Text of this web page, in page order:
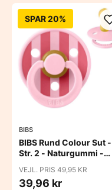
SPAR 20%
BIBS
BIBS Rund Colour Sut -
Str. 2 - Naturgummi -
Pink/Coral
VEJL. PRIS 49,95 KR
39,96 kr